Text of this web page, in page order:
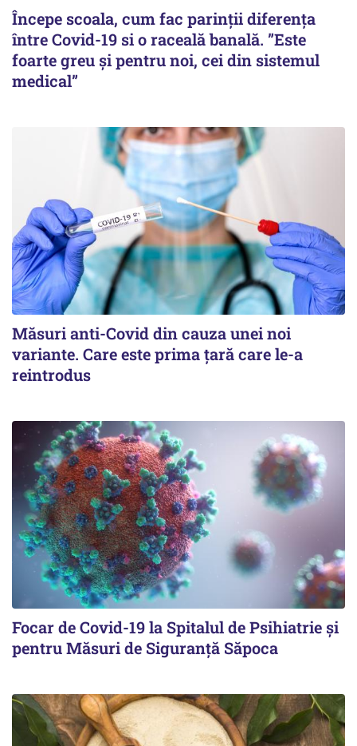
Începe scoala, cum fac parinții diferența
între Covid-19 si o raceală banală. ”Este
foarte greu și pentru noi, cei din sistemul
medical”
Măsuri anti-Covid din cauza unei noi
variante. Care este prima țară care le-a
reintrodus
Focar de Covid-19 la Spitalul de Psihiatrie şi
pentru Măsuri de Siguranţă Săpoca